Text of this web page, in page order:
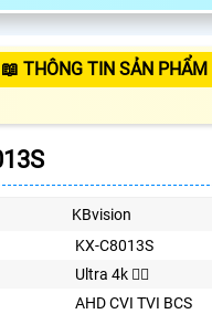
📖 THÔNG TIN SẢN
KBvision
KX-C8013S
Ultra 4k 👍🏾
AHD CVI TVI BCS